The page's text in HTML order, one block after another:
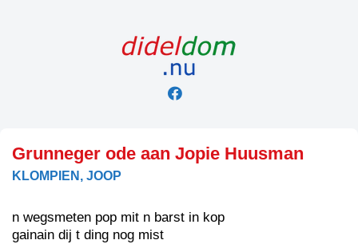
Grunneger ode aan Jopie Huusman
KLOMPIEN, JOOP
n wegsmeten pop mit n barst in kop
gainain dij t ding nog mist